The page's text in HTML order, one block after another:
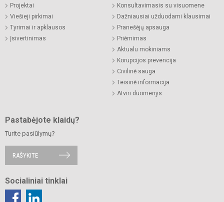
Projektai
Viešieji pirkimai
Tyrimai ir apklausos
Įsivertinimas
Konsultavimasis su visuomene
Dažniausiai užduodami klausimai
Pranešėjų apsauga
Priėmimas
Aktualu mokiniams
Korupcijos prevencija
Civilinė sauga
Teisinė informacija
Atviri duomenys
Pastabėjote klaidų?
Turite pasiūlymų?
RAŠYKITE
Socialiniai tinklai